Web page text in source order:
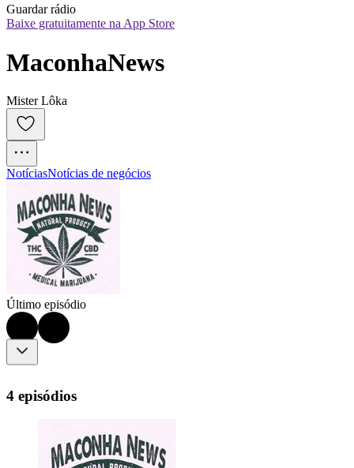
Guardar rádio
Baixe gratuitamente na App Store
MaconhaNews
Mister Lôka
NotíciasNotícias de negócios
Último episódio
4 episódios